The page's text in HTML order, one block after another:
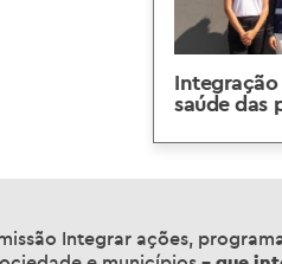
saúde das
Integrar ações,